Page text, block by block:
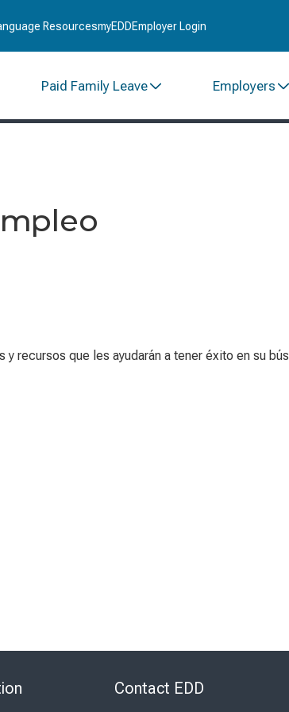
to
ResourcesmyEDDEmployer Login
Paid Family Leave Employers
recursos que les ayudarán a tener éxito en su
Contact EDD